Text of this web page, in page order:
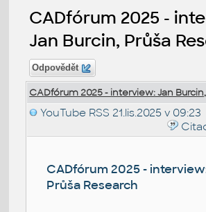
CADfórum 2025 -
Jan Burcin, Průša
Odpovědět
CADfórum 2025 - interview: Jan
YouTube RSS 21.lis.2025 v 09:23
CADfórum 2025 -
Průša Research